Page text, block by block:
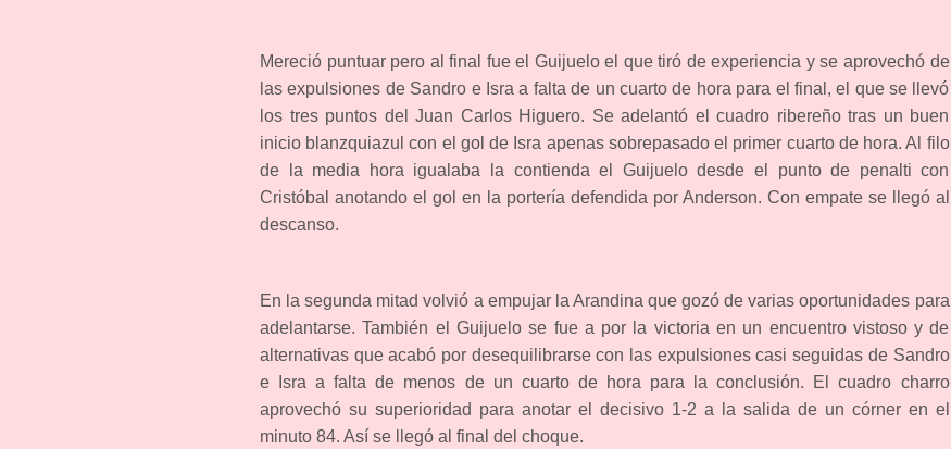
Mereció puntuar pero al final fue el Guijuelo el que tiró de experiencia y se aprovechó de
las expulsiones de Sandro e Isra a falta de un cuarto de hora para el final, el que se llevó
los tres puntos del Juan Carlos Higuero. Se adelantó el cuadro ribereño tras un buen
inicio blanzquiazul con el gol de Isra apenas sobrepasado el primer cuarto de hora. Al filo
de la media hora igualaba la contienda el Guijuelo desde el punto de penalti con
Cristóbal anotando el gol en la portería defendida por Anderson. Con empate se llegó al
descanso.
En la segunda mitad volvió a empujar la Arandina que gozó de varias oportunidades para
adelantarse. También el Guijuelo se fue a por la victoria en un encuentro vistoso y de
alternativas que acabó por desequilibrarse con las expulsiones casi seguidas de Sandro
e Isra a falta de menos de un cuarto de hora para la conclusión. El cuadro charro
aprovechó su superioridad para anotar el decisivo 1-2 a la salida de un córner en el
minuto 84. Así se llegó al final del choque.